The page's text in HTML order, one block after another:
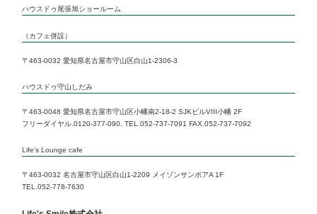
ハウスドゥ尾張旭ショールーム
（カフェ併設）
〒463-0032 愛知県名古屋市守山区白山1-2306-3
ハウスドゥ守山しだみ
〒463-0048 愛知県名古屋市守山区小幡南2-18-2 SJKビルVIII小幡 2F
フリーダイヤル.0120-377-090. TEL.052-737-7091 FAX.052-737-7092
Life’s Lounge cafe
〒463-0032 名古屋市守山区白山1-2209 メイゾンサンポアA 1F
TEL.052-778-7630